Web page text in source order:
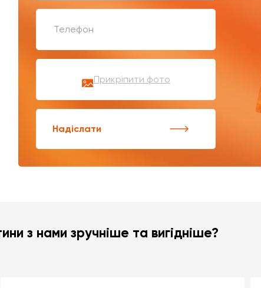
Прикріпити фото
Надіслати
з нами зручніше та вигідніше?